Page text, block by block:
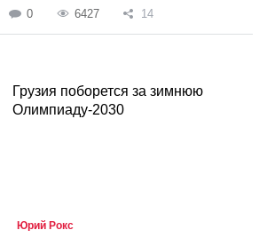
0 6427 14
Грузия поборется за зимнюю
Олимпиаду-2030
Юрий Рокс